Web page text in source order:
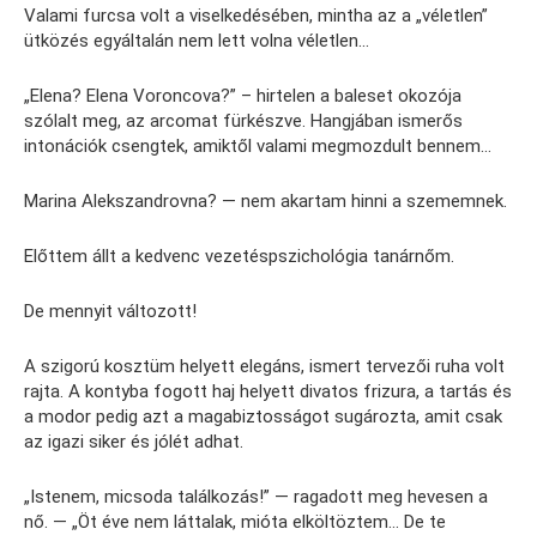
Valami furcsa volt a viselkedésében, mintha az a „véletlen”
ütközés egyáltalán nem lett volna véletlen…
„Elena? Elena Voroncova?” – hirtelen a baleset okozója
szólalt meg, az arcomat fürkészve. Hangjában ismerős
intonációk csengtek, amiktől valami megmozdult bennem…
Marina Alekszandrovna? — nem akartam hinni a szememnek.
Előttem állt a kedvenc vezetéspszichológia tanárnőm.
De mennyit változott!
A szigorú kosztüm helyett elegáns, ismert tervezői ruha volt
rajta. A kontyba fogott haj helyett divatos frizura, a tartás és
a modor pedig azt a magabiztosságot sugározta, amit csak
az igazi siker és jólét adhat.
„Istenem, micsoda találkozás!” — ragadott meg hevesen a
nő. — „Öt éve nem láttalak, mióta elköltöztem… De te